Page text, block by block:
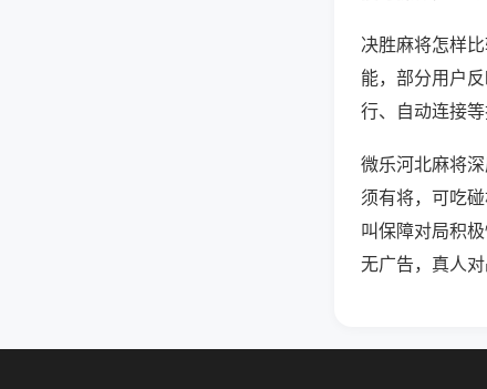
决胜麻将怎样
能，部分用户
行、自动连接等
微乐河北麻将
须有将，可吃
叫保障对局积
无广告，真人